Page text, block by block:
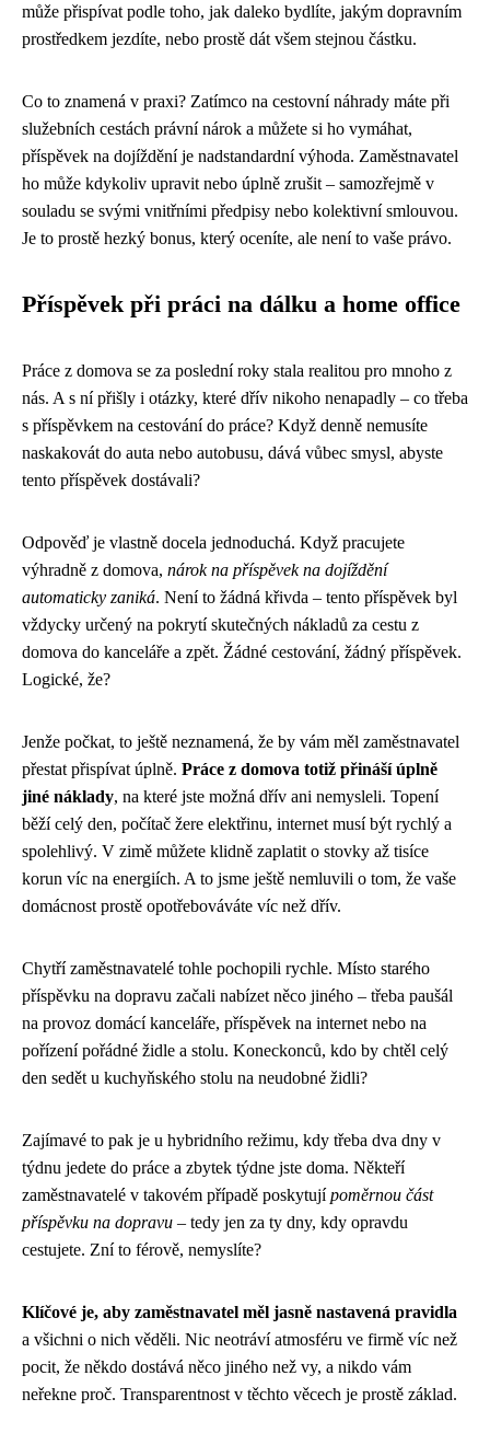
může přispívat podle toho, jak daleko bydlíte, jakým dopravním
prostředkem jezdíte, nebo prostě dát všem stejnou částku.
Co to znamená v praxi? Zatímco na cestovní náhrady máte při
služebních cestách právní nárok a můžete si ho vymáhat,
příspěvek na dojíždění je nadstandardní výhoda. Zaměstnavatel
ho může kdykoliv upravit nebo úplně zrušit – samozřejmě v
souladu se svými vnitřními předpisy nebo kolektivní smlouvou.
Je to prostě hezký bonus, který oceníte, ale není to vaše právo.
Příspěvek při práci na dálku a home office
Práce z domova se za poslední roky stala realitou pro mnoho z
nás. A s ní přišly i otázky, které dřív nikoho nenapadly – co třeba
s příspěvkem na cestování do práce? Když denně nemusíte
naskakovát do auta nebo autobusu, dává vůbec smysl, abyste
tento příspěvek dostávali?
Odpověď je vlastně docela jednoduchá. Když pracujete
výhradně z domova, nárok na příspěvek na dojíždění
automaticky zaniká. Není to žádná křivda – tento příspěvek byl
vždycky určený na pokrytí skutečných nákladů za cestu z
domova do kanceláře a zpět. Žádné cestování, žádný příspěvek.
Logické, že?
Jenže počkat, to ještě neznamená, že by vám měl zaměstnavatel
přestat přispívat úplně. Práce z domova totiž přináší úplně
jiné náklady, na které jste možná dřív ani nemysleli. Topení
běží celý den, počítač žere elektřinu, internet musí být rychlý a
spolehlivý. V zimě můžete klidně zaplatit o stovky až tisíce
korun víc na energiích. A to jsme ještě nemluvili o tom, že vaše
domácnost prostě opotřebováváte víc než dřív.
Chytří zaměstnavatelé tohle pochopili rychle. Místo starého
příspěvku na dopravu začali nabízet něco jiného – třeba paušál
na provoz domácí kanceláře, příspěvek na internet nebo na
pořízení pořádné židle a stolu. Koneckonců, kdo by chtěl celý
den sedět u kuchyňského stolu na neudobné židli?
Zajímavé to pak je u hybridního režimu, kdy třeba dva dny v
týdnu jedete do práce a zbytek týdne jste doma. Někteří
zaměstnavatelé v takovém případě poskytujípoměrnou část
příspěvku na dopravu – tedy jen za ty dny, kdy opravdu
cestujete. Zní to férově, nemyslíte?
Klíčové je, aby zaměstnavatel měl jasně nastavená pravidla
a všichni o nich věděli. Nic neotráví atmosféru ve firmě víc než
pocit, že někdo dostává něco jiného než vy, a nikdo vám
neřekne proč. Transparentnost v těchto věcech je prostě základ.